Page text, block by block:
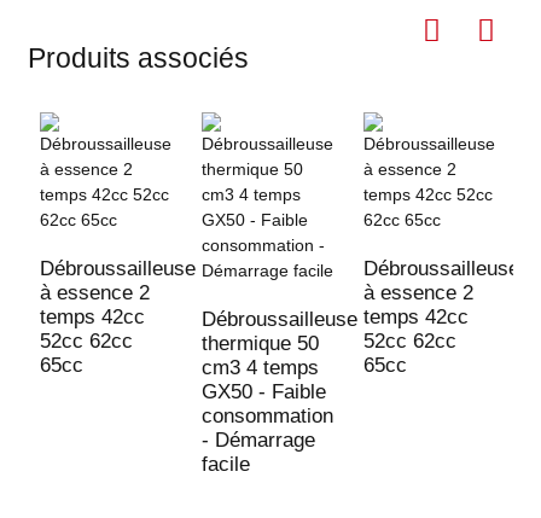
Produits associés
Débroussailleuse
à essence 2
temps 42cc
52cc 62cc
65cc
Débroussailleuse
thermique 50
cm3 4 temps
GX50 - Faible
consommation
- Démarrage
facile
Débroussailleuse
à essence 2
temps 42cc
52cc 62cc
65cc